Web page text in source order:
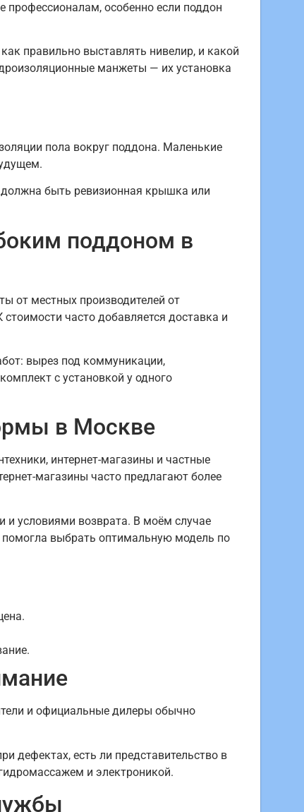
профессионалам, особенно если поддон
правильно выставлять нивелир, и какой
манжеты — их установка
пола вокруг поддона. Маленькие
быть ревизионная крышка или
поддоном в
от местных производителей от
часто добавляется доставка и
вырез под коммуникации,
с установкой у одного
в Москве
интернет-магазины и частные
магазины часто предлагают более
и условиями возврата. В моём случае
выбрать оптимальную модель по
и официальные дилеры обычно
дефектах, есть ли представительство в
и электроникой.